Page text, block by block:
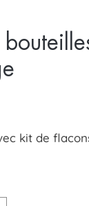
kit de